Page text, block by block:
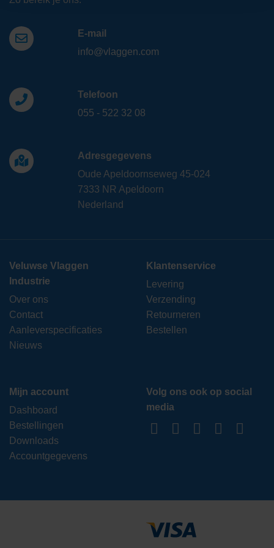
E-mail
info@vlaggen.com
Telefoon
055 - 522 32 08
Adresgegevens
Oude Apeldoornseweg 45-024
7333 NR Apeldoorn
Nederland
Veluwse Vlaggen
Industrie
Over ons
Contact
Aanleverspecificaties
Nieuws
Klantenservice
Levering
Verzending
Retourneren
Bestellen
Mijn account
Dashboard
Bestellingen
Downloads
Accountgegevens
Volg ons ook op social
media